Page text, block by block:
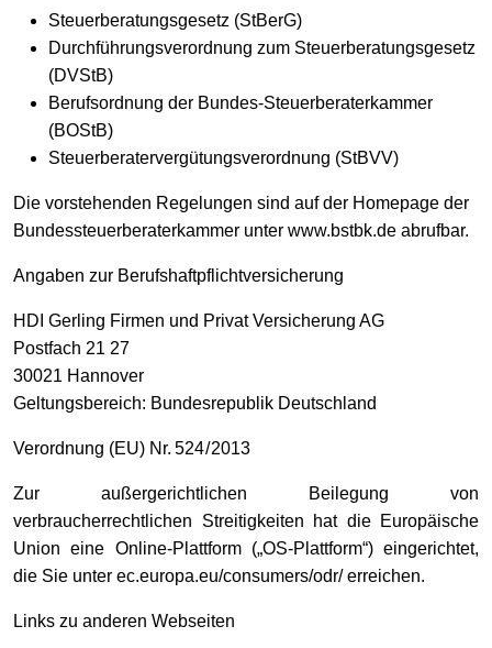
Steuerberatungsgesetz (StBerG)
Durchführungsverordnung zum Steuerberatungsgesetz
(DVStB)
Berufsordnung der Bundes-Steuerberaterkammer
(BOStB)
Steuerberatervergütungsverordnung (StBVV)
Die vorstehenden Regelungen sind auf der Homepage der
Bundessteuerberaterkammer unter www.bstbk.de abrufbar.
Angaben zur Berufshaftpflichtversicherung
HDI Gerling Firmen und Privat Versicherung AG
Postfach 21 27
30021 Hannover
Geltungsbereich: Bundesrepublik Deutschland
Verordnung (EU) Nr. 524 / 2013
Zur außergerichtlichen Beilegung von
verbraucherrechtlichen Streitigkeiten hat die Europäische
Union eine Online-Plattform („OS-Plattform“) eingerichtet,
die Sie unter ec.europa.eu/consumers/odr/ erreichen.
Links zu anderen Webseiten